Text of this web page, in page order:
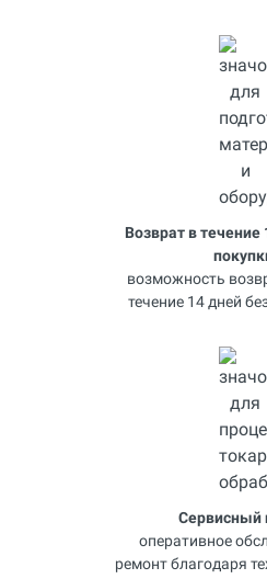
Возврат в течение
возможность
течение 14 дней
Сервисный
оперативное
ремонт благодаря